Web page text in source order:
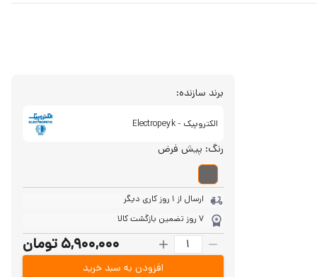
برند سازنده:
الکتروپیک - Electropeyk
رنگ: پیش فرض
ارسال از 1 روز کاری دیگر
7 روز تضمین بازگشت کالا
5,900,000 تومان
افزودن به سبد خرید